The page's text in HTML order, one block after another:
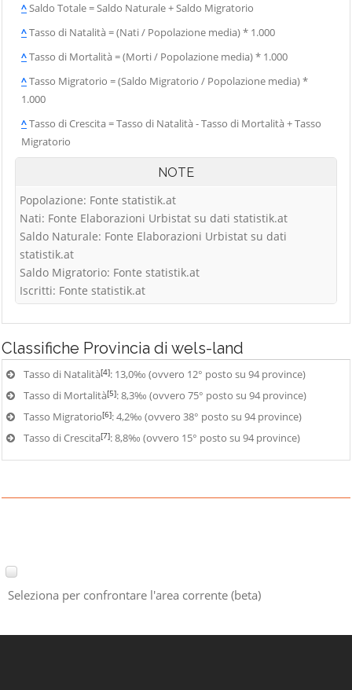
^Saldo Totale = Saldo Naturale + Saldo Migratorio
^Tasso di Natalità = (Nati / Popolazione media) * 1.000
^Tasso di Mortalità = (Morti / Popolazione media) * 1.000
^Tasso Migratorio = (Saldo Migratorio / Popolazione media) *
1.000
^Tasso di Crescita = Tasso di Natalità - Tasso di Mortalità + Tasso
Migratorio
NOTE
Popolazione: Fonte statistik.at
Nati: Fonte Elaborazioni Urbistat su dati statistik.at
Saldo Naturale: Fonte Elaborazioni Urbistat su dati
statistik.at
Saldo Migratorio: Fonte statistik.at
Iscritti: Fonte statistik.at
Classifiche Provincia di wels-land
Tasso di Natalità[4]: 13,0‰ (ovvero 12° posto su 94 province)
Tasso di Mortalità[5]: 8,3‰ (ovvero 75° posto su 94 province)
Tasso Migratorio[6]: 4,2‰ (ovvero 38° posto su 94 province)
Tasso di Crescita[7]: 8,8‰ (ovvero 15° posto su 94 province)
Seleziona per confrontare l'area corrente (beta)